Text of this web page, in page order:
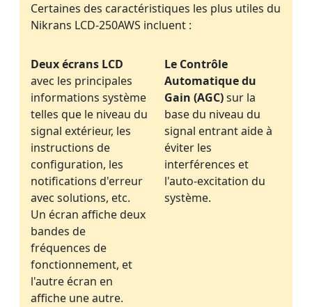
Certaines des caractéristiques les plus utiles du
Nikrans LCD-250AWS incluent :
Deux écrans LCD
avec les principales
informations système
telles que le niveau du
signal extérieur, les
instructions de
configuration, les
notifications d'erreur
avec solutions, etc.
Un écran affiche deux
bandes de
fréquences de
fonctionnement, et
l'autre écran en
affiche une autre.
Le Contrôle
Automatique du
Gain (AGC)sur la
base du niveau du
signal entrant aide à
éviter les
interférences et
l'auto-excitation du
système.